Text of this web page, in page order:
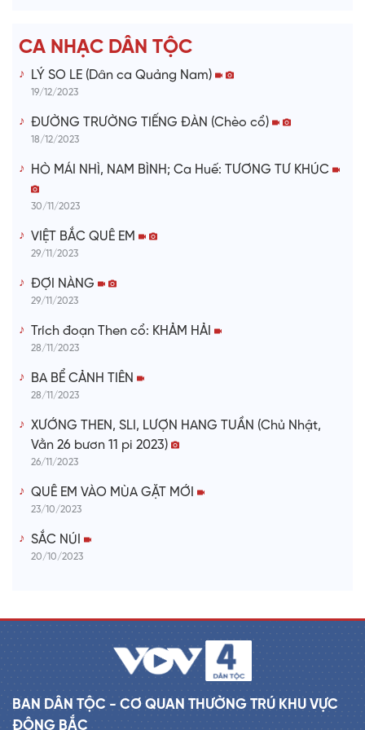
o
CA NHẠC DÂN TỘC
LÝ SO LE (Dân ca Quảng Nam)
19/12/2023
ĐƯỜNG TRƯỜNG TIẾNG ĐÀN (Chèo cổ)
18/12/2023
HÒ MÁI NHÌ, NAM BÌNH; Ca Huế: TƯƠNG TƯ KHÚC
30/11/2023
VIỆT BẮC QUÊ EM
29/11/2023
ĐỢI NÀNG
29/11/2023
Trích đoạn Then cổ: KHẢM HẢI
28/11/2023
BA BỂ CẢNH TIÊN
28/11/2023
XƯỚNG THEN, SLI, LƯỢN HANG TUẦN (Chủ Nhật,
Vằn 26 bươn 11 pi 2023)
26/11/2023
QUÊ EM VÀO MÙA GẶT MỚI
23/10/2023
SẮC NÚI
20/10/2023
BAN DÂN TỘC - CƠ QUAN THƯỜNG TRÚ KHU VỰC
ĐÔNG BẮC